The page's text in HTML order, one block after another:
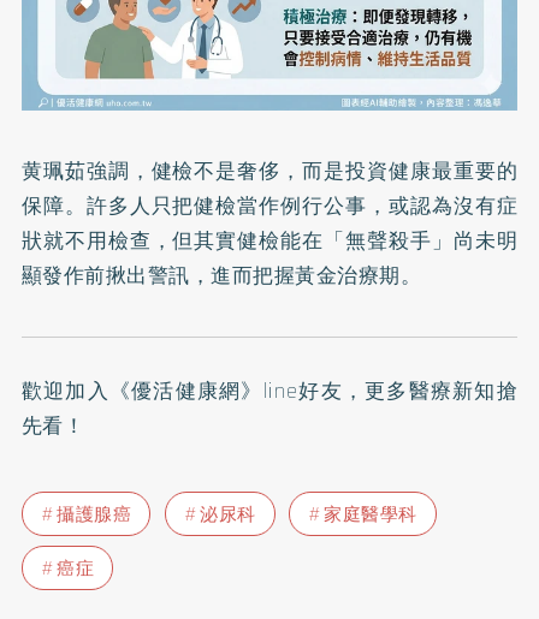
黄珮茹強調，健檢不是奢侈，而是投資健康最重要的
保障。許多人只把健檢當作例行公事，或認為沒有症
狀就不用檢查，但其實健檢能在「無聲殺手」尚未明
顯發作前揪出警訊，進而把握黃金治療期。
歡迎加入 《優活健康網》line好友 ，更多醫療新知搶
先看！
攝護腺癌 泌尿科
家庭醫學科
癌症